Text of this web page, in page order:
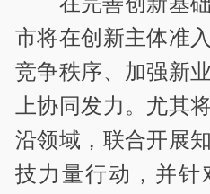
市将在创新主体准
竞争秩序、加强新
上协同发力。尤其
沿领域，联合开展
技力量行动，并针